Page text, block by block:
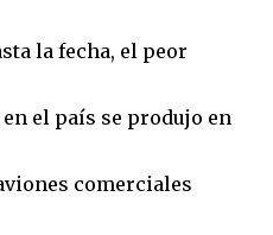
la fecha, el peor
el país se produjo en
comerciales